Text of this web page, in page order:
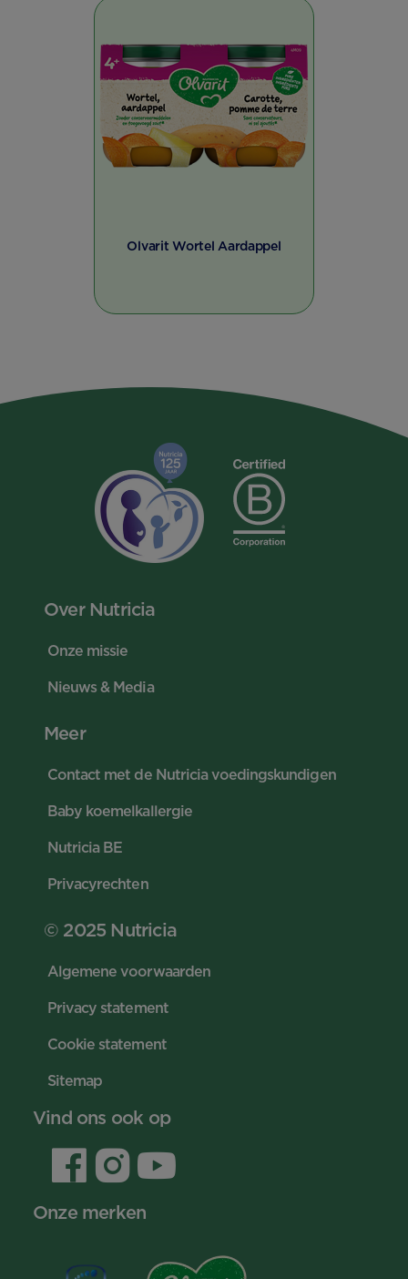
Olvarit Wortel Aardappel
Over Nutricia
Onze missie
Nieuws & Media
Meer
Contact met de Nutricia voedingskundigen
Baby koemelkallergie
Nutricia BE
Privacyrechten
© 2025 Nutricia
Algemene voorwaarden
Privacy statement
Cookie statement
Sitemap
Vind ons ook op
Onze merken